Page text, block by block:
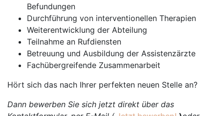
Befundungen
Durchführung von interventionellen Therapien
Weiterentwicklung der Abteilung
Teilnahme an Rufdiensten
Betreuung und Ausbildung der Assistenzärzte
Fachübergreifende Zusammenarbeit
Hört sich das nach Ihrer perfekten neuen Stelle an?
Dann bewerben Sie sich jetzt direkt über das